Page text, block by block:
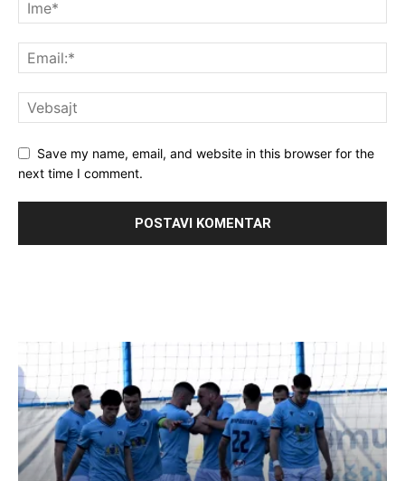
Save my name, email, and website in this browser for the
next time I comment.